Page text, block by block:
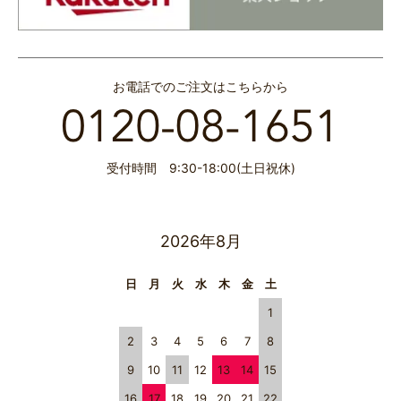
お電話でのご注文はこちらから
受付時間 9:30-18:00(土日祝休)
2026年8月
日 月 火 水 木 金
土
1
2
3 4 5 6 7
8
9
10 11 12 13 14
15